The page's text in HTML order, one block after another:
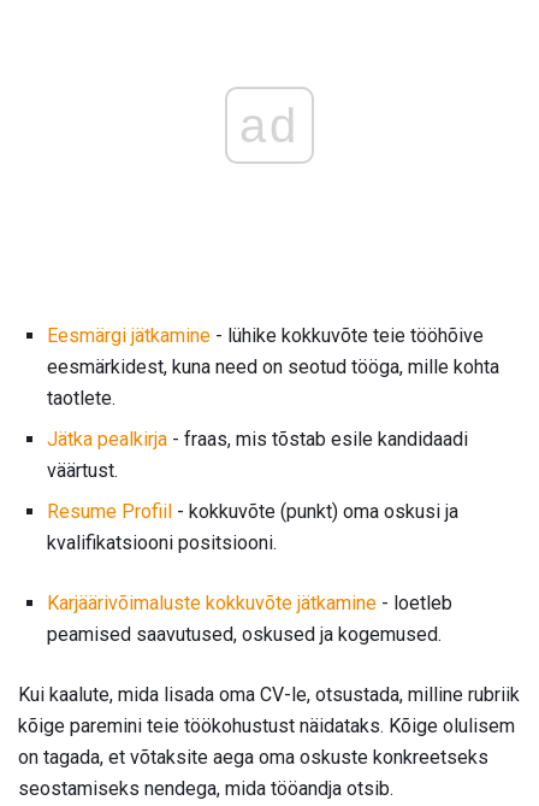
ad
Eesmärgi jätkamine - lühike kokkuvõte teie tööhõive
eesmärkidest, kuna need on seotud tööga, mille kohta
taotlete.
Jätka pealkirja - fraas, mis tõstab esile kandidaadi
väärtust.
Resume Profiil - kokkuvõte (punkt) oma oskusi ja
kvalifikatsiooni positsiooni.
Karjäärivõimaluste kokkuvõte jätkamine - loetleb
peamised saavutused, oskused ja kogemused.
Kui kaalute, mida lisada oma CV-le, otsustada, milline rubriik
kõige paremini teie töökohustust näidataks. Kõige olulisem
on tagada, et võtaksite aega oma oskuste konkreetseks
seostamiseks nendega, mida tööandja otsib.